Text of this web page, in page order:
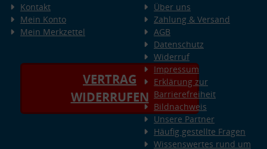
Kontakt
Mein Konto
Mein Merkzettel
VERTRAG
WIDERRUFEN
Über uns
Zahlung & Versand
AGB
Datenschutz
Widerruf
Impressum
Erklärung zur
Barrierefreiheit
Bildnachweis
Unsere Partner
Häufig gestellte Fragen
Wissenswertes rund um